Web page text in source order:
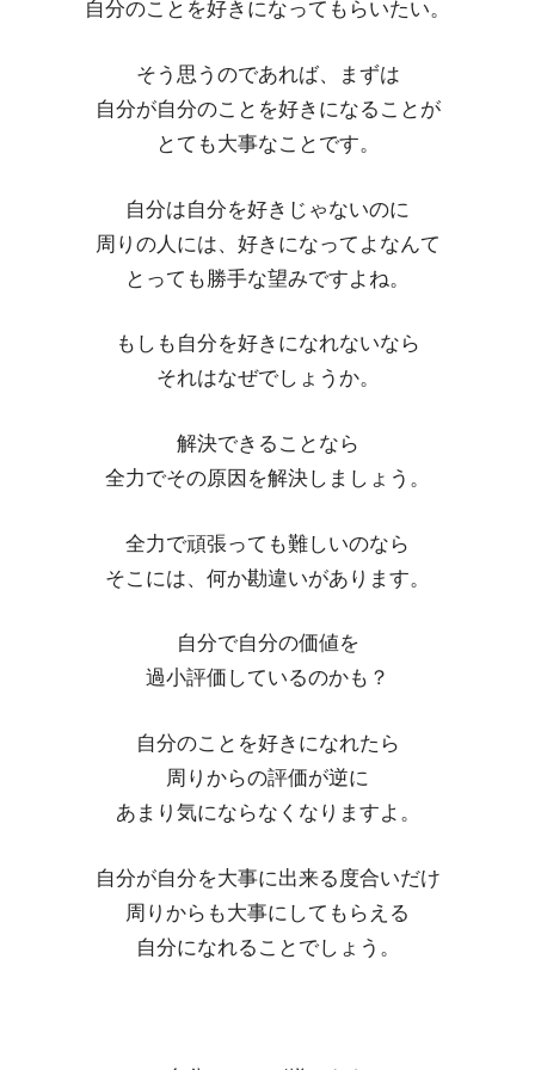
自分のことを好きになってもらいたい。
そう思うのであれば、まずは
自分が自分のことを好きになることが
とても大事なことです。
自分は自分を好きじゃないのに
周りの人には、好きになってよなんて
とっても勝手な望みですよね。
もしも自分を好きになれないなら
それはなぜでしょうか。
解決できることなら
全力でその原因を解決しましょう。
全力で頑張っても難しいのなら
そこには、何か勘違いがあります。
自分で自分の価値を
過小評価しているのかも？
自分のことを好きになれたら
周りからの評価が逆に
あまり気にならなくなりますよ。
自分が自分を大事に出来る度合いだけ
周りからも大事にしてもらえる
自分になれることでしょう。